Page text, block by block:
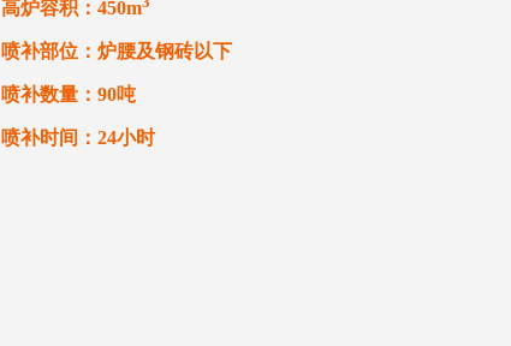
高炉容积：450m
喷补部位：炉腰及钢砖以下
喷补数量：90吨
喷补时间：24小时